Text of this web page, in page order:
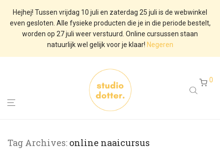
Hejhej! Tussen vrijdag 10 juli en zaterdag 25 juli is de webwinkel
even gesloten. Alle fysieke producten die je in die periode bestelt,
worden op 27 juli weer verstuurd. Online cursussen staan
natuurlijk wel gelijk voor je klaar! Negeren
0
Tag Archives: online naaicursus